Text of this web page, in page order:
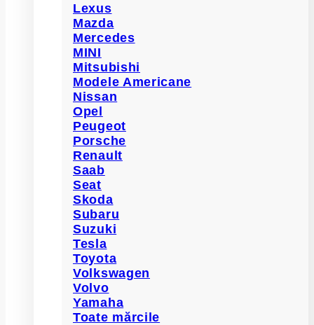
Lexus
Mazda
Mercedes
MINI
Mitsubishi
Modele Americane
Nissan
Opel
Peugeot
Porsche
Renault
Saab
Seat
Skoda
Subaru
Suzuki
Tesla
Toyota
Volkswagen
Volvo
Yamaha
Toate mărcile